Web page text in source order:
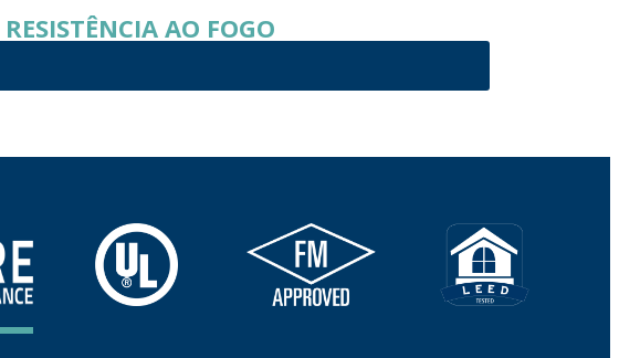
AO FOGO